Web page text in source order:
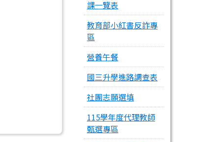
課一覽表
教育部小紅書反詐專
區
營養午餐
國三升學進路調查表
社團志願選填
115學年度代理教師
甄選專區